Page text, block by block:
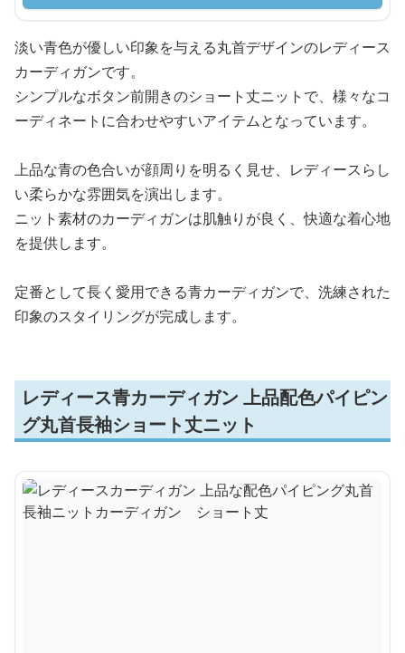
淡い青色が優しい印象を与える丸首デザインのレディース
カーディガンです。
シンプルなボタン前開きのショート丈ニットで、様々なコ
ーディネートに合わせやすいアイテムとなっています。
上品な青の色合いが顔周りを明るく見せ、レディースらし
い柔らかな雰囲気を演出します。
ニット素材のカーディガンは肌触りが良く、快適な着心地
を提供します。
定番として長く愛用できる青カーディガンで、洗練された
印象のスタイリングが完成します。
レディース青カーディガン 上品配色パイピン
グ丸首長袖ショート丈ニット